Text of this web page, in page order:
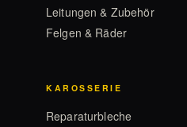
Leitungen & Zubehör
Felgen & Räder
KAROSSERIE
Reparaturbleche